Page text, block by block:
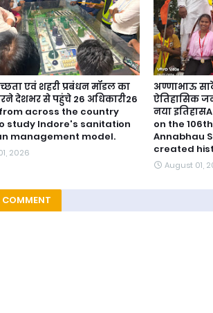
एवं शहरी प्रबंधन मॉडल का
देशभर से पहुंचे 26 अधिकारी26
across the country
study Indore's sanitation
management model.
2026
अण्णाभाऊ
ऐतिहासिक
नया
on the
Annabhau
created
August 01,
COMMENT